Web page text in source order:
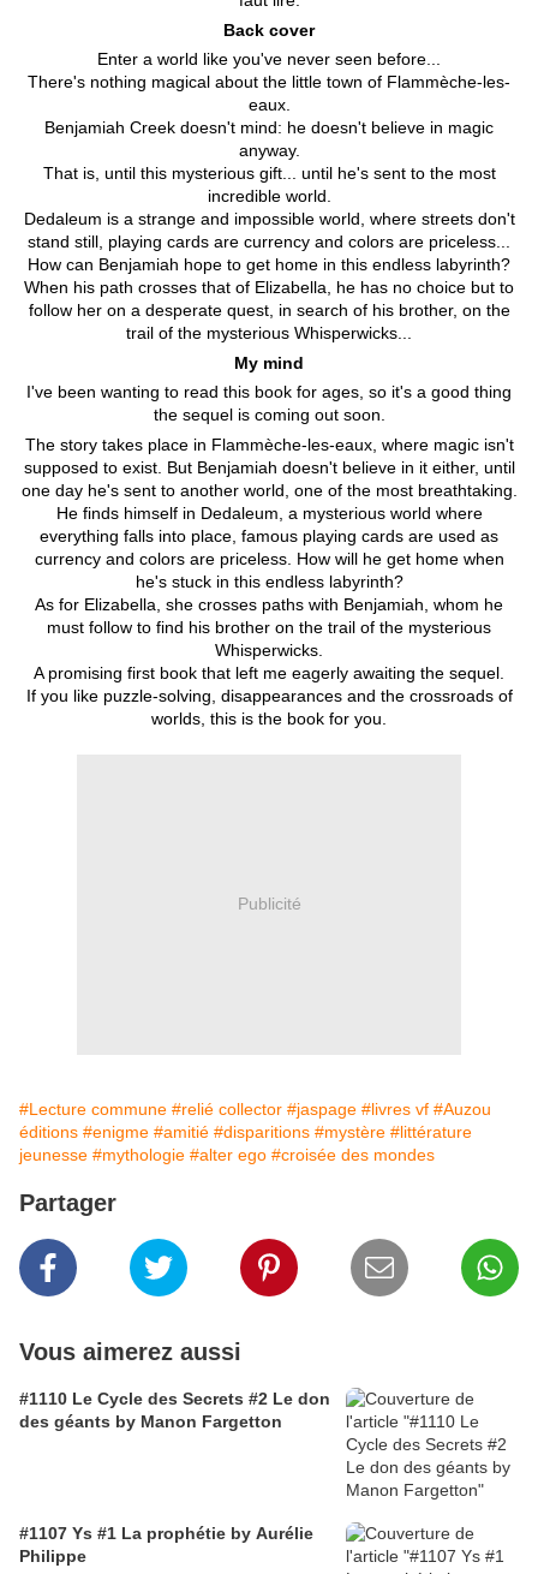
Back cover
Enter a world like you've never seen before...
There's nothing magical about the little town of Flammèche-les-
eaux.
Benjamiah Creek doesn't mind: he doesn't believe in magic
anyway.
That is, until this mysterious gift... until he's sent to the most
incredible world.
Dedaleum is a strange and impossible world, where streets don't
stand still, playing cards are currency and colors are priceless...
How can Benjamiah hope to get home in this endless labyrinth?
When his path crosses that of Elizabella, he has no choice but to
follow her on a desperate quest, in search of his brother, on the
trail of the mysterious Whisperwicks...
My mind
I've been wanting to read this book for ages, so it's a good thing
the sequel is coming out soon.
The story takes place in Flammèche-les-eaux, where magic isn't
supposed to exist. But Benjamiah doesn't believe in it either, until
one day he's sent to another world, one of the most breathtaking.
He finds himself in Dedaleum, a mysterious world where
everything falls into place, famous playing cards are used as
currency and colors are priceless. How will he get home when
he's stuck in this endless labyrinth?
As for Elizabella, she crosses paths with Benjamiah, whom he
must follow to find his brother on the trail of the mysterious
Whisperwicks.
A promising first book that left me eagerly awaiting the sequel.
If you like puzzle-solving, disappearances and the crossroads of
worlds, this is the book for you.
Publicité
#Lecture commune #relié collector #jaspage #livres vf #Auzou
éditions #enigme #amitié #disparitions #mystère #littérature
jeunesse #mythologie #alter ego #croisée des mondes
Partager
Vous aimerez aussi
#1110 Le Cycle des Secrets #2 Le don
des géants by Manon Fargetton
#1107 Ys #1 La prophétie by Aurélie
Philippe